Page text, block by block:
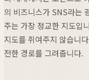
의 비즈니스가 SNS라는
주는 가장 정교한 지도입
지도를 쥐여주지 않습니
전한 경로를 그려줍니다.